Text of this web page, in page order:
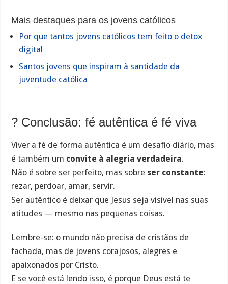
Mais destaques para os jovens católicos
Por que tantos jovens católicos tem feito o detox
digital
Santos jovens que inspiram à santidade da
juventude católica
? Conclusão: fé autêntica é fé viva
Viver a fé de forma autêntica é um desafio diário, mas
é também um convite à alegria verdadeira.
Não é sobre ser perfeito, mas sobre ser constante:
rezar, perdoar, amar, servir.
Ser autêntico é deixar que Jesus seja visível nas suas
atitudes — mesmo nas pequenas coisas.
Lembre-se: o mundo não precisa de cristãos de
fachada, mas de jovens corajosos, alegres e
apaixonados por Cristo.
E se você está lendo isso, é porque Deus está te